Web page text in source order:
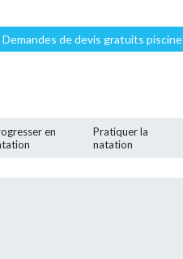
Demandes de devis gratuits piscine
en
Pratiquer la
natation